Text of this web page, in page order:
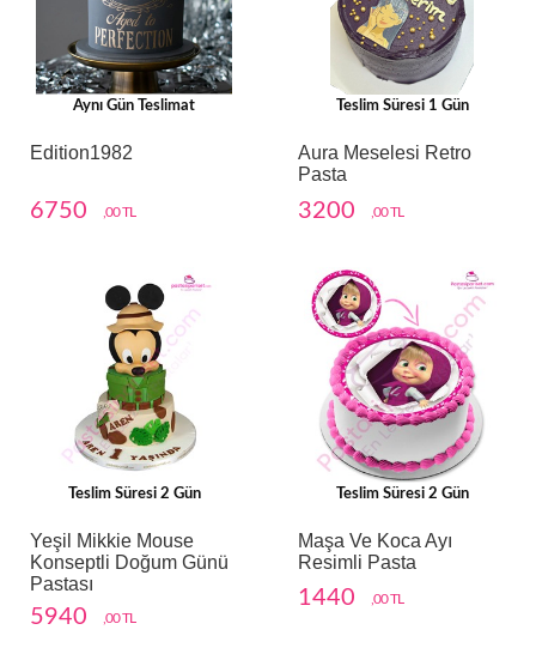
Aynı Gün Teslimat
Edition1982
6750 ,00 TL
Teslim Süresi 1 Gün
Aura Meselesi Retro
Pasta
3200 ,00 TL
Teslim Süresi 2 Gün
Yeşil Mikkie Mouse
Konseptli Doğum Günü
Pastası
5940 ,00 TL
Teslim Süresi 2 Gün
Maşa Ve Koca Ayı
Resimli Pasta
1440 ,00 TL